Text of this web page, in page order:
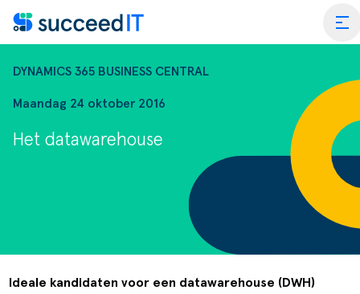
DYNAMICS 365 BUSINESS CENTRAL
Maandag 24 oktober 2016
Het datawarehouse
Ideale kandidaten voor een datawarehouse (DWH)